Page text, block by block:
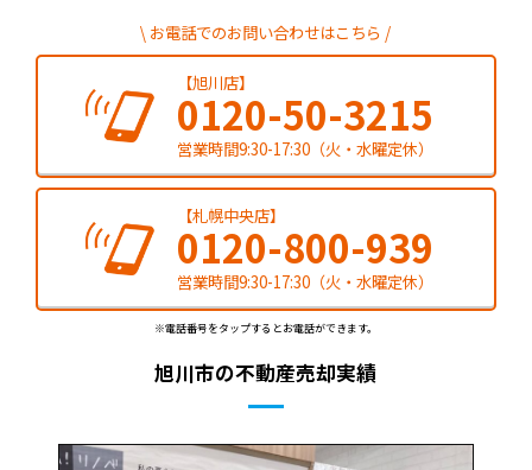
お電話でのお問い合わせはこちら
【旭川店】
0120-50-3215
営業時間9:30-17:30（火・水曜定休）
【札幌中央店】
0120-800-939
営業時間9:30-17:30（火・水曜定休）
※電話番号をタップするとお電話ができます。
旭川市の不動産売却実績